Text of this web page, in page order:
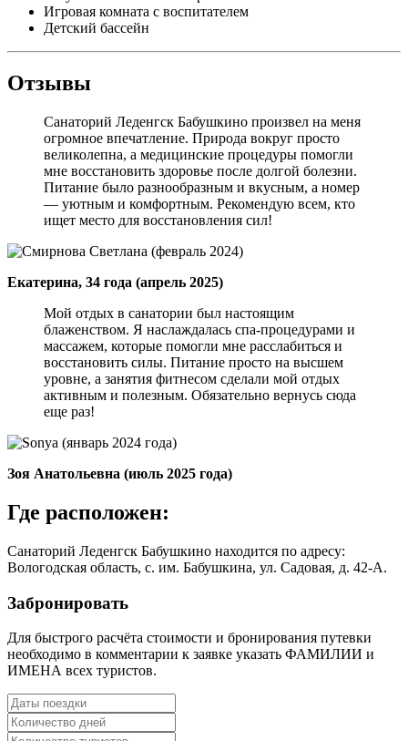
Игровая комната с воспитателем
Детский бассейн
Отзывы
Санаторий Леденгск Бабушкино произвел на меня
огромное впечатление. Природа вокруг просто
великолепна, а медицинские процедуры помогли
мне восстановить здоровье после долгой болезни.
Питание было разнообразным и вкусным, а номер
— уютным и комфортным. Рекомендую всем, кто
ищет место для восстановления сил!
Екатерина, 34 года (апрель 2025)
Мой отдых в санатории был настоящим
блаженством. Я наслаждалась спа-процедурами и
массажем, которые помогли мне расслабиться и
восстановить силы. Питание просто на высшем
уровне, а занятия фитнесом сделали мой отдых
активным и полезным. Обязательно вернусь сюда
еще раз!
Зоя Анатольевна (июль 2025 года)
Где расположен:
Санаторий Леденгск Бабушкино находится по адресу:
Вологодская область, с. им. Бабушкина, ул. Садовая, д. 42-А.
Забронировать
Для быстрого расчёта стоимости и бронирования путевки
необходимо в комментарии к заявке указать ФАМИЛИИ и
ИМЕНА всех туристов.